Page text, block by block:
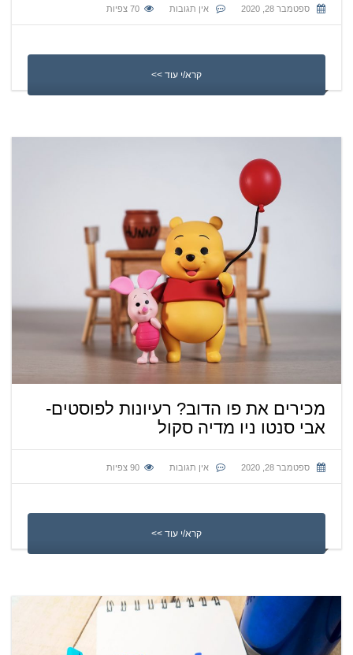
ספטמבר 28, 2020 אין תגובות 70 צפיות
קרא/י עוד >>
מכירים את פו הדוב? רעיונות לפוסטים-
אבי סנטו ניו מדיה סקול
ספטמבר 28, 2020 אין תגובות 90 צפיות
קרא/י עוד >>